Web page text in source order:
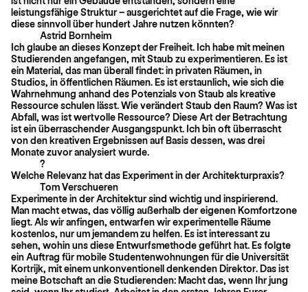
leistungsfähige Struktur – ausgerichtet auf die Frage, wie wir
diese sinnvoll über hundert Jahre nutzen könnten?
Astrid Bornheim
Ich glaube an dieses Konzept der Freiheit. Ich habe mit meinen
Studierenden angefangen, mit Staub zu experimentieren. Es ist
ein Material, das man überall findet: in privaten Räumen, in
Studios, in öffentlichen Räumen. Es ist erstaunlich, wie sich die
Wahrnehmung anhand des Potenzials von Staub als kreative
Ressource schulen lässt. Wie verändert Staub den Raum? Was ist
Abfall, was ist wertvolle Ressource? Diese Art der Betrachtung
ist ein überraschender Ausgangspunkt. Ich bin oft überrascht
von den kreativen Ergebnissen auf Basis dessen, was drei
Monate zuvor analysiert wurde.
?
Welche Relevanz hat das Experiment in der Architekturpraxis?
Tom Verschueren
Experimente in der Architektur sind wichtig und inspirierend.
Man macht etwas, das völlig außerhalb der eigenen Komfortzone
liegt. Als wir anfingen, entwarfen wir experimentelle Räume
kostenlos, nur um jemandem zu helfen. Es ist interessant zu
sehen, wohin uns diese Entwurfsmethode geführt hat. Es folgte
ein Auftrag für mobile Studentenwohnungen für die Universität
Kortrijk, mit einem unkonventionell denkenden Direktor. Das ist
meine Botschaft an die Studierenden: Macht das, wenn Ihr jung